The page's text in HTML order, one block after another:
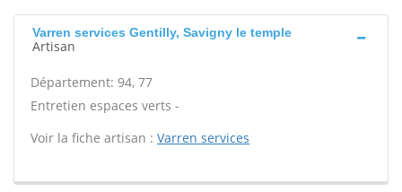
Varren services Gentilly, Savigny le temple
Artisan
Département: 94, 77
Entretien espaces verts -
Voir la fiche artisan : Varren services